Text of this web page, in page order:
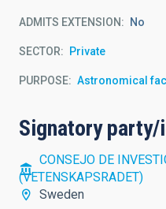
ADMITS EXTENSION No
SECTOR Private
PURPOSE Astronomical
Signatory party/
CONSEJO DE
(VETENSKAPSRADET)
Sweden